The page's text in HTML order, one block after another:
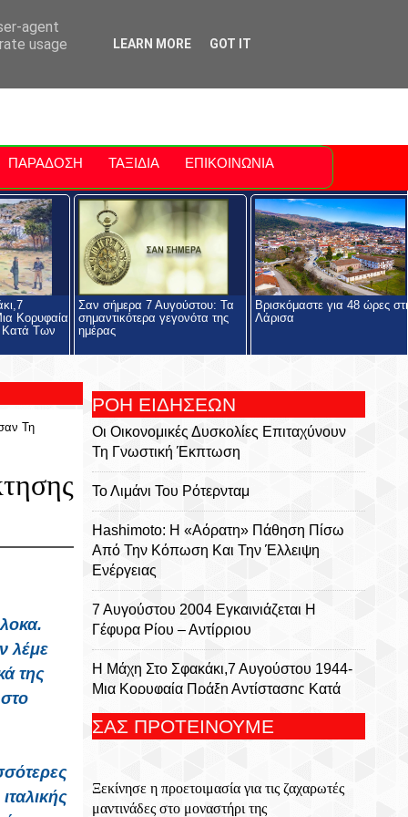
Polis
ΠΑΡΑΔΟΣΗ ΤΑΞΙΔΙΑ ΕΠΙΚΟΙΝΩΝΙΑ
Κορυφαία
Κατά Των
Σαν σήμερα 7 Αυγούστου: Τα
σημαντικότερα γεγονότα της
ημέρας
Βρισκόμαστε για 48 ώρες
Λάρισα
Τη
λέμε
της
ΡΟΗ ΕΙΔΗΣΕΩΝ
Οι Οικονομικές Δυσκολίες Επιταχύνουν
Τη Γνωστική Έκπτωση
Το Λιμάνι Του Ρότερνταμ
Hashimoto: Η «αόρατη» Πάθηση Πίσω
Από Την Κόπωση Και Την Έλλειψη
Ενέργειας
7 Αυγούστου 2004 Εγκαινιάζεται Η
Γέφυρα Ρίου – Αντίρριου
Η Μάχη Στο Σφακάκι,7 Αυγούστου 1944-
Μια Κορυφαία Πράξη Αντίστασης Κατά
Βρισκόμαστε Για 48 Ώρες Στη Λάρισα
ΣΑΣ ΠΡΟΤΕΙΝΟΥΜΕ
Ξεκίνησε η προετοιμασία για τις ζαχαρωτές
μαντινάδες στο μοναστήρι της
agent
usage
LEARN MORE GOT IT